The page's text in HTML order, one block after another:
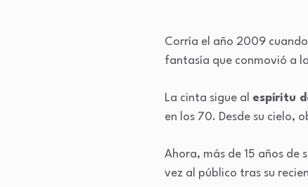
Corría el año 2009
fantasía que conmovió a
La cinta sigue al espíritu
en los 70. Desde su cielo,
Ahora, más de 15 años de
vez al público tras su